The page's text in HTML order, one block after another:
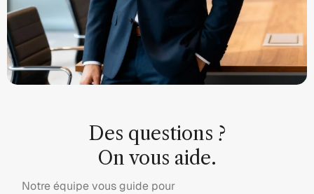
Des questions ?
On vous aide.
Notre équipe vous guide pour